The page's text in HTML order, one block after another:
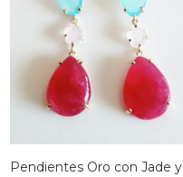
Pendientes Oro con Jade y